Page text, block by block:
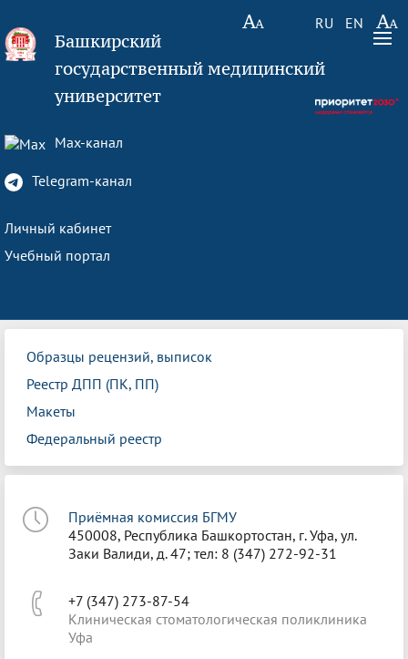
RU EN
Башкирский
государственный медицинский
университет
Max-канал
Telegram-канал
Личный кабинет
Учебный портал
Образцы рецензий, выписок
Реестр ДПП (ПК, ПП)
Макеты
Федеральный реестр
Приёмная комиссия БГМУ
450008, Республика Башкортостан, г. Уфа, ул.
Заки Валиди, д. 47; тел: 8 (347) 272-92-31
+7 (347) 273-87-54
Клиническая стоматологическая поликлиника
Уфа